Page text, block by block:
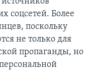
соцсетей. Более
поскольку
не только для
пропаганды, но